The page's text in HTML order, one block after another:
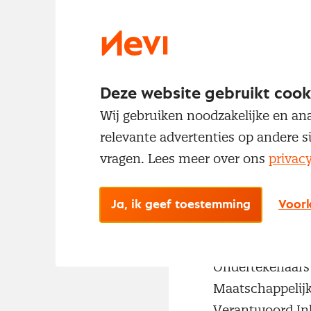
het ene of het
cruciaal belang
stimuleren. In
overwegingen
aspecten in
inrichten van
Deze website gebruikt
Wij gebruiken noodzakelijke en
relevante advertenties op andere
vragen. Lees meer over ons
Ja, ik geef toestemming